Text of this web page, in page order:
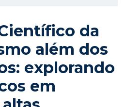
da
além dos
explorando
em